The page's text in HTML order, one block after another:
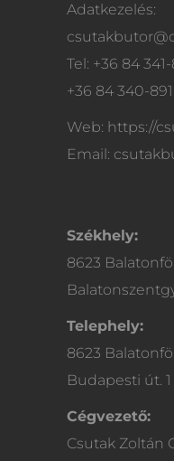
Adatkezelés:
Tel: +36 84
+36 84 340-891
Web: https://
Email:
Székhely:
8623
Telephely:
8623
Budapesti út. 1
Cégvezető:
Csutak Zoltán